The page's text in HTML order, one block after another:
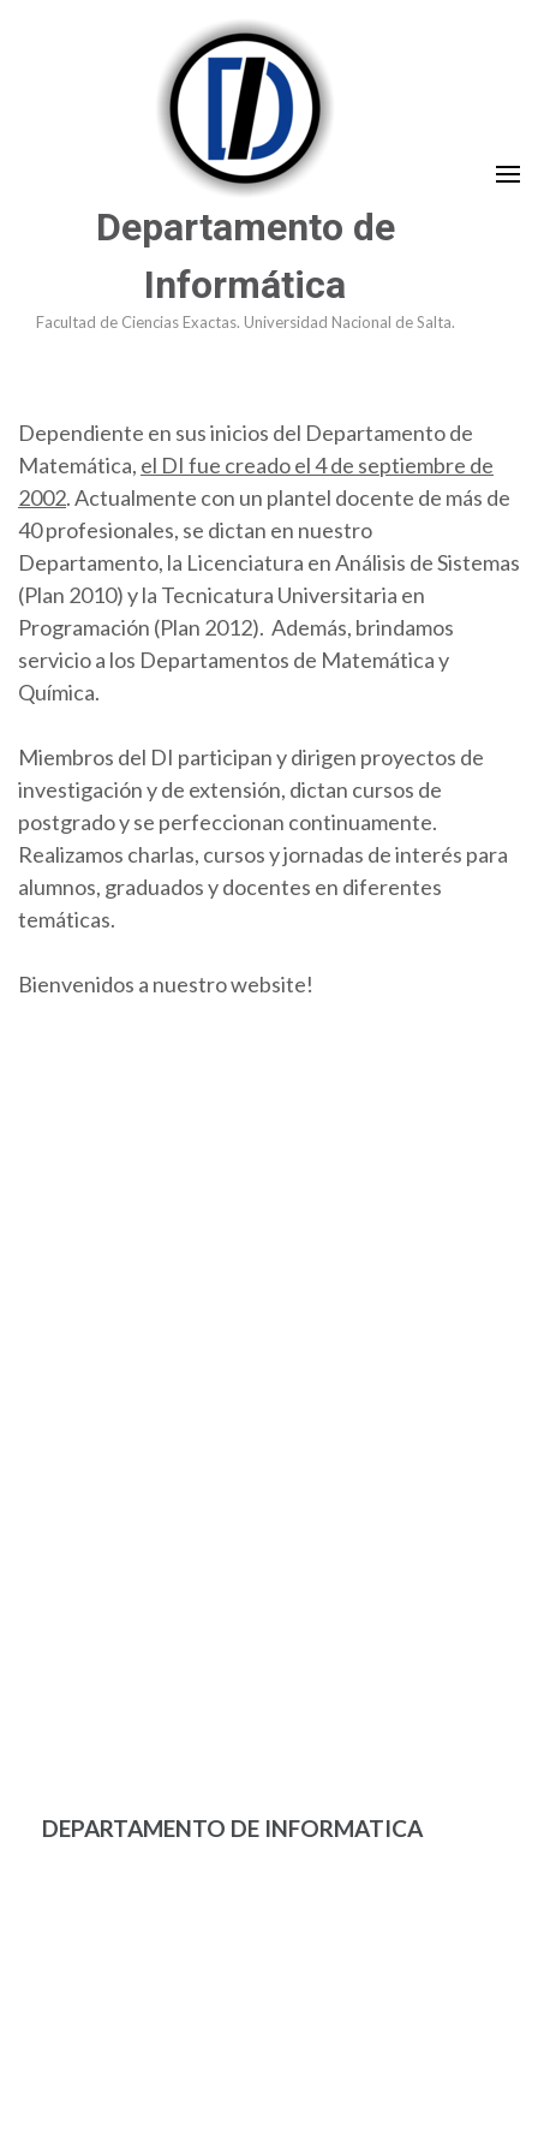
Departamento de
Informática
Facultad de Ciencias Exactas. Universidad Nacional de Salta.
Dependiente en sus inicios del Departamento de
Matemática, el DI fue creado el 4 de septiembre de
2002. Actualmente con un plantel docente de más de
40 profesionales, se dictan en nuestro
Departamento, la Licenciatura en Análisis de Sistemas
(Plan 2010) y la Tecnicatura Universitaria en
Programación (Plan 2012). Además, brindamos
servicio a los Departamentos de Matemática y
Química.
Miembros del DI participan y dirigen proyectos de
investigación y de extensión, dictan cursos de
postgrado y se perfeccionan continuamente.
Realizamos charlas, cursos y jornadas de interés para
alumnos, graduados y docentes en diferentes
temáticas.
Bienvenidos a nuestro website!
DEPARTAMENTO DE INFORMATICA